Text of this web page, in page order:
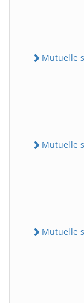
Mutuelle
Mutuelle
Mutuelle